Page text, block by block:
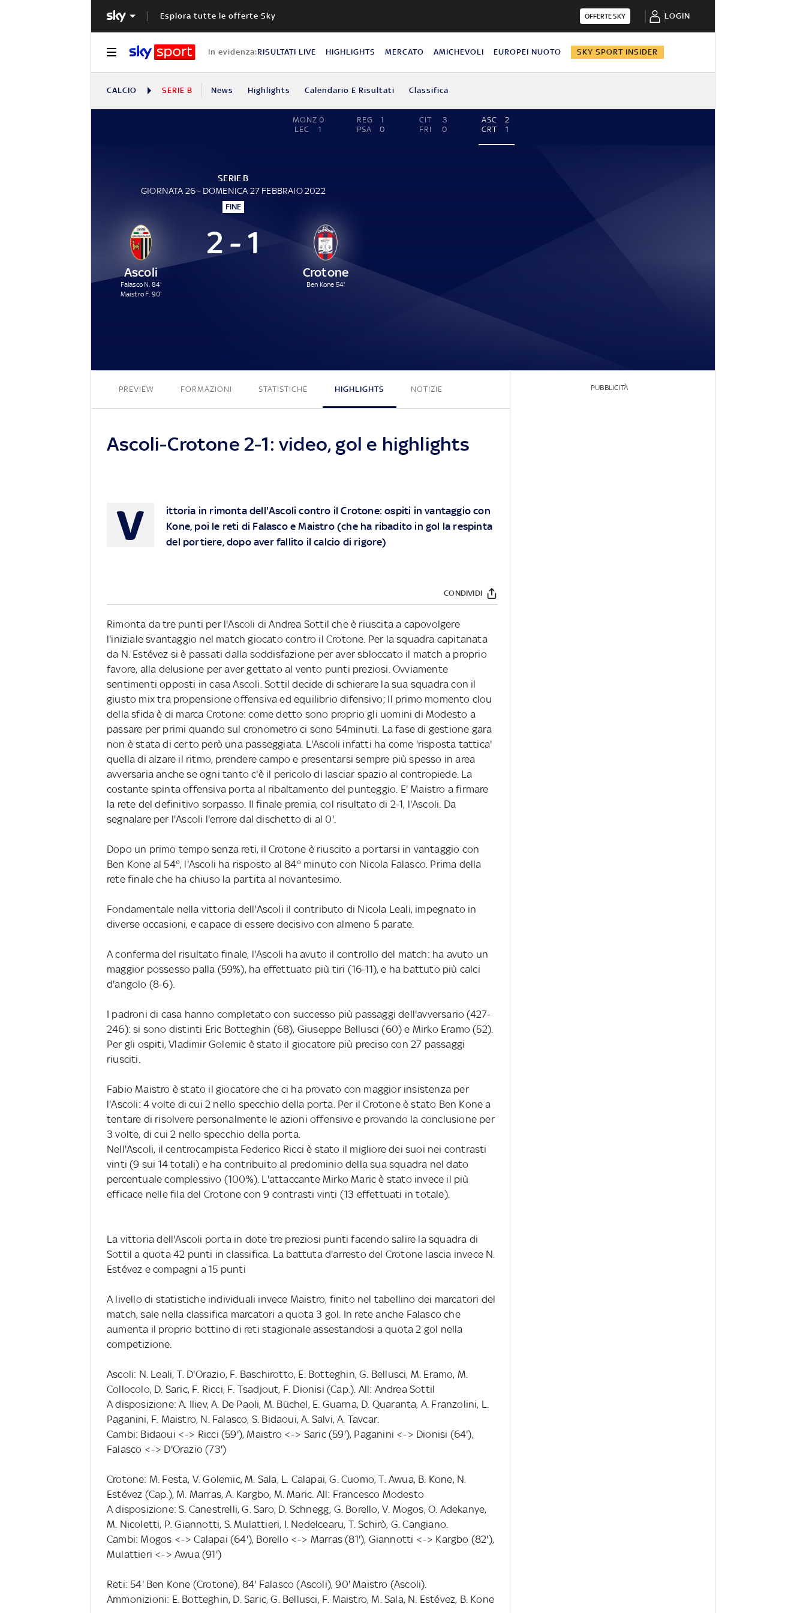
Esplora tutte le offerte Sky OFFERTE SKY LOGIN
In evidenza:RISULTATI LIVE HIGHLIGHTS MERCATO AMICHEVOLI EUROPEI NUOTO SKY SPORT INSIDER
CALCIO SERIE B News Highlights Calendario E Risultati Classifica
MONZ 0
LEC
1
REG
1
PSA
0
CIT
3
FRI
0
ASC
2
CRT
1
SERIE B
GIORNATA 26 - DOMENICA 27 FEBBRAIO 2022
FINE
Ascoli
Falasco N. 84'
Maistro F. 90'
2 - 1
Crotone
Ben Kone 54'
PREVIEW FORMAZIONI STATISTICHE HIGHLIGHTS NOTIZIE
Ascoli-Crotone 2-1: video, gol e highlights
V
ittoria in rimonta dell'Ascoli contro il Crotone: ospiti in vantaggio con
Kone, poi le reti di Falasco e Maistro (che ha ribadito in gol la respinta
del portiere, dopo aver fallito il calcio di rigore)
CONDIVIDI
Rimonta da tre punti per l'Ascoli di Andrea Sottil che è riuscita a capovolgere
l'iniziale svantaggio nel match giocato contro il Crotone. Per la squadra capitanata
da N. Estévez si è passati dalla soddisfazione per aver sbloccato il match a proprio
favore, alla delusione per aver gettato al vento punti preziosi. Ovviamente
sentimenti opposti in casa Ascoli. Sottil decide di schierare la sua squadra con il
giusto mix tra propensione offensiva ed equilibrio difensivo; Il primo momento clou
della sfida è di marca Crotone: come detto sono proprio gli uomini di Modesto a
passare per primi quando sul cronometro ci sono 54minuti. La fase di gestione gara
non è stata di certo però una passeggiata. L'Ascoli infatti ha come 'risposta tattica'
quella di alzare il ritmo, prendere campo e presentarsi sempre più spesso in area
avversaria anche se ogni tanto c'è il pericolo di lasciar spazio al contropiede. La
costante spinta offensiva porta al ribaltamento del punteggio. E' Maistro a firmare
la rete del definitivo sorpasso. Il finale premia, col risultato di 2-1, l'Ascoli. Da
segnalare per l'Ascoli l'errore dal dischetto di al 0'.
Dopo un primo tempo senza reti, il Crotone è riuscito a portarsi in vantaggio con
Ben Kone al 54°, l'Ascoli ha risposto al 84° minuto con Nicola Falasco. Prima della
rete finale che ha chiuso la partita al novantesimo.
Fondamentale nella vittoria dell'Ascoli il contributo di Nicola Leali, impegnato in
diverse occasioni, e capace di essere decisivo con almeno 5 parate.
A conferma del risultato finale, l'Ascoli ha avuto il controllo del match: ha avuto un
maggior possesso palla (59%), ha effettuato più tiri (16-11), e ha battuto più calci
d'angolo (8-6).
I padroni di casa hanno completato con successo più passaggi dell'avversario (427-
246): si sono distinti Eric Botteghin (68), Giuseppe Bellusci (60) e Mirko Eramo (52).
Per gli ospiti, Vladimir Golemic è stato il giocatore più preciso con 27 passaggi
riusciti.
Fabio Maistro è stato il giocatore che ci ha provato con maggior insistenza per
l'Ascoli: 4 volte di cui 2 nello specchio della porta. Per il Crotone è stato Ben Kone a
tentare di risolvere personalmente le azioni offensive e provando la conclusione per
3 volte, di cui 2 nello specchio della porta.
Nell'Ascoli, il centrocampista Federico Ricci è stato il migliore dei suoi nei contrasti
vinti (9 sui 14 totali) e ha contribuito al predominio della sua squadra nel dato
percentuale complessivo (100%). L'attaccante Mirko Maric è stato invece il più
efficace nelle fila del Crotone con 9 contrasti vinti (13 effettuati in totale).
La vittoria dell'Ascoli porta in dote tre preziosi punti facendo salire la squadra di
Sottil a quota 42 punti in classifica. La battuta d'arresto del Crotone lascia invece N.
Estévez e compagni a 15 punti
A livello di statistiche individuali invece Maistro, finito nel tabellino dei marcatori del
match, sale nella classifica marcatori a quota 3 gol. In rete anche Falasco che
aumenta il proprio bottino di reti stagionale assestandosi a quota 2 gol nella
competizione.
Ascoli: N. Leali, T. D'Orazio, F. Baschirotto, E. Botteghin, G. Bellusci, M. Eramo, M.
Collocolo, D. Saric, F. Ricci, F. Tsadjout, F. Dionisi (Cap.). All: Andrea Sottil
A disposizione: A. Iliev, A. De Paoli, M. Büchel, E. Guarna, D. Quaranta, A. Franzolini, L.
Paganini, F. Maistro, N. Falasco, S. Bidaoui, A. Salvi, A. Tavcar.
Cambi: Bidaoui <-> Ricci (59'), Maistro <-> Saric (59'), Paganini <-> Dionisi (64'),
Falasco <-> D'Orazio (73')
Crotone: M. Festa, V. Golemic, M. Sala, L. Calapai, G. Cuomo, T. Awua, B. Kone, N.
Estévez (Cap.), M. Marras, A. Kargbo, M. Maric. All: Francesco Modesto
A disposizione: S. Canestrelli, G. Saro, D. Schnegg, G. Borello, V. Mogos, O. Adekanye,
M. Nicoletti, P. Giannotti, S. Mulattieri, I. Nedelcearu, T. Schirò, G. Cangiano.
Cambi: Mogos <-> Calapai (64'), Borello <-> Marras (81'), Giannotti <-> Kargbo (82'),
Mulattieri <-> Awua (91')
Reti: 54' Ben Kone (Crotone), 84' Falasco (Ascoli), 90' Maistro (Ascoli).
Ammonizioni: E. Botteghin, D. Saric, G. Bellusci, F. Maistro, M. Sala, N. Estévez, B. Kone
PUBBLICITÀ